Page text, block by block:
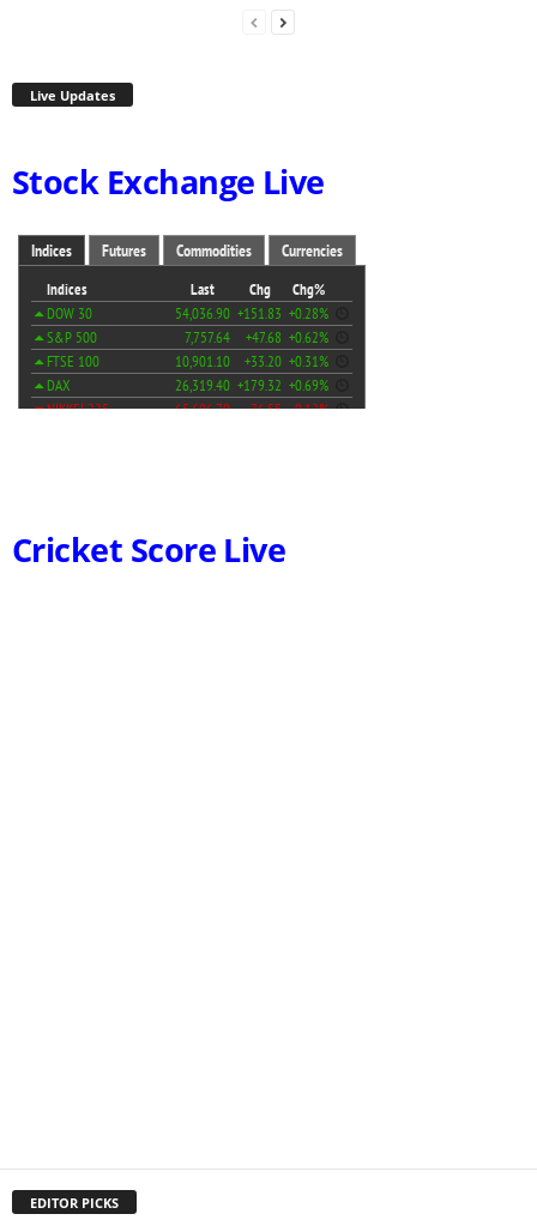
Live Updates
Stock Exchange Live
Cricket Score Live
EDITOR PICKS